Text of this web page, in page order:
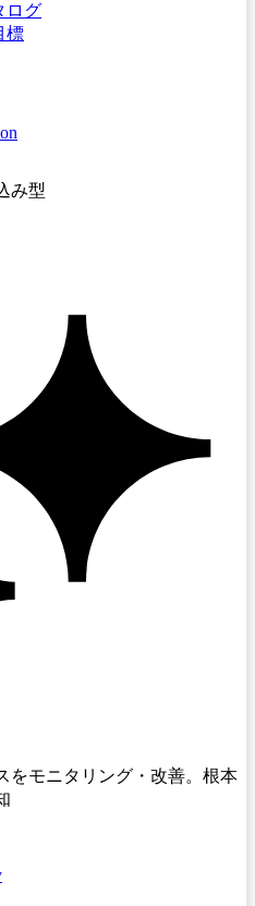
ログ
標
み型
をモニタリング・改善。根本